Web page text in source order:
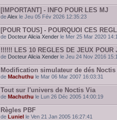
[IMPORTANT] - INFO POUR LES MJ
deAlex le Jeu 05 Fév 2026 12:35:23
[POUR TOUS] - POURQUOI CES
de Docteur Alicia Xender le Mer 25 Mar 2020
!!!!!! LES 10 REGLES DE JEUX POUR
de Docteur Alicia Xender le Jeu 24 Nov 2016
Modification simulateur de dés Noctis
de Machuthu le Mar 06 Mar 2007 16:03:31
Tout sur l'univers de Noctis Via
de Machuthu le Lun 26 Déc 2005 14:00:19
Règles PBF
de Luniel le Ven 21 Jan 2005 16:27:41